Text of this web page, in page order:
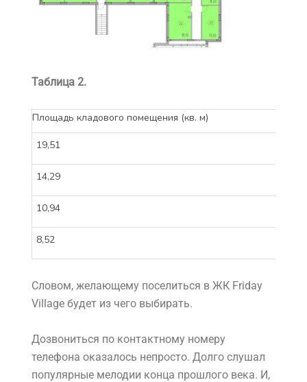
Таблица 2.
Площадь кладового помещения (кв. м)
19,51
14,29
10,94
8,52
Словом, желающему поселиться в ЖК Friday
Village будет из чего выбирать.
Дозвониться по контактному номеру
телефона оказалось непросто. Долго слушал
популярные мелодии конца прошлого века. И,